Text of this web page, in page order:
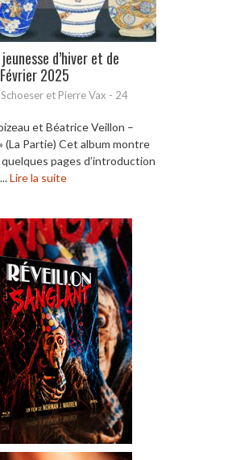
d’hiver et de
2025
et Pierre Vax - 24
et Béatrice Veillon –
(La Partie) Cet album montre
pages d’introduction
Lire la suite